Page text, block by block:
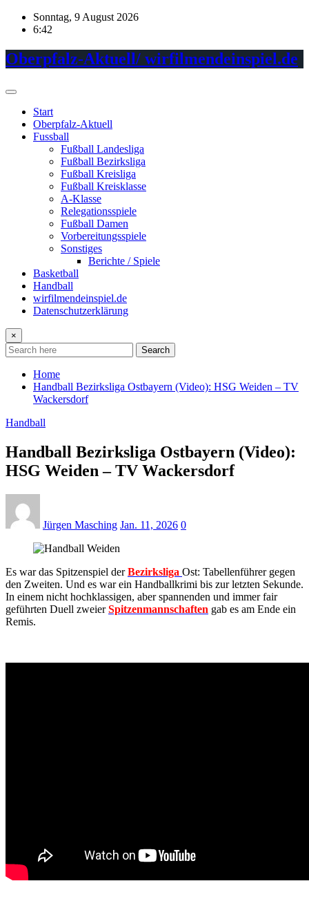
Skip
Sonntag, 9 August 2026
6:42
Oberpfalz-Aktuell/ wirfilmendeinspiel.de
Start
Oberpfalz-Aktuell
Fussball
Fußball Landesliga
Fußball Bezirksliga
Fußball Kreisliga
Fußball Kreisklasse
A-Klasse
Relegationsspiele
Fußball Damen
Vorbereitungsspiele
Sonstiges
Berichte / Spiele
Basketball
Handball
wirfilmendeinspiel.de
Datenschutzerklärung
×
Search
Home
Handball Bezirksliga Ostbayern (Video): HSG Weiden – TV
Wackersdorf
Handball
Handball Bezirksliga Ostbayern (Video):
HSG Weiden – TV Wackersdorf
Jürgen Masching Jan. 11, 2026 0
Es war das Spitzenspiel derBezirksliga Ost: Tabellenführer gegen
den Zweiten. Und es war ein Handballkrimi bis zur letzten Sekunde.
In einem nicht hochklassigen, aber spannenden und immer fair
geführten Duell zweierSpitzenmannschaften gab es am Ende ein
Remis.